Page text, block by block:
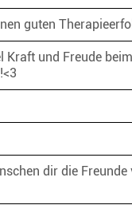
guten
Kraft und Freude beim
dir die Freunde